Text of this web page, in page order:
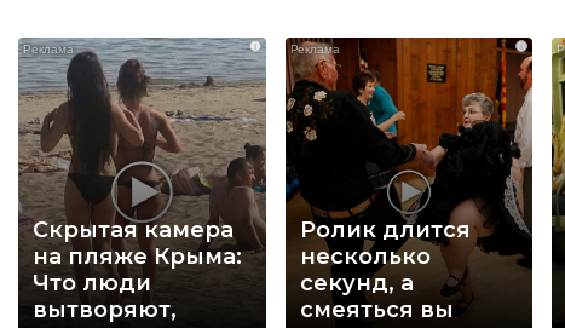
i
Скрытая камера
на пляже Крыма:
Что люди
вытворяют,
i
Ролик длится
несколько
секунд, а
смеяться вы